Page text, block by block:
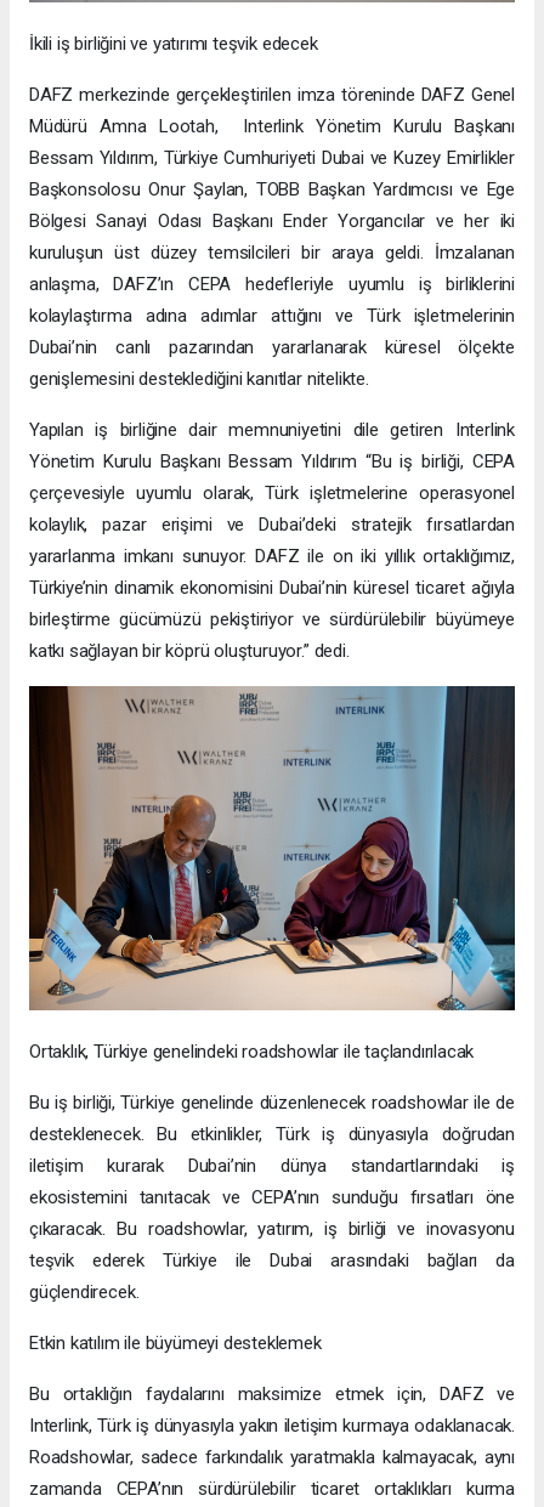
İkili iş birliğini ve yatırımı teşvik edecek
DAFZ merkezinde gerçekleştirilen imza töreninde DAFZ Genel
Müdürü Amna Lootah, Interlink Yönetim Kurulu Başkanı
Bessam Yıldırım, Türkiye Cumhuriyeti Dubai ve Kuzey Emirlikler
Başkonsolosu Onur Şaylan, TOBB Başkan Yardımcısı ve Ege
Bölgesi Sanayi Odası Başkanı Ender Yorgancılar ve her iki
kuruluşun üst düzey temsilcileri bir araya geldi. İmzalanan
anlaşma, DAFZ’ın CEPA hedefleriyle uyumlu iş birliklerini
kolaylaştırma adına adımlar attığını ve Türk işletmelerinin
Dubai’nin canlı pazarından yararlanarak küresel ölçekte
genişlemesini desteklediğini kanıtlar nitelikte.
Yapılan iş birliğine dair memnuniyetini dile getiren Interlink
Yönetim Kurulu Başkanı Bessam Yıldırım “Bu iş birliği, CEPA
çerçevesiyle uyumlu olarak, Türk işletmelerine operasyonel
kolaylık, pazar erişimi ve Dubai’deki stratejik fırsatlardan
yararlanma imkanı sunuyor. DAFZ ile on iki yıllık ortaklığımız,
Türkiye’nin dinamik ekonomisini Dubai’nin küresel ticaret ağıyla
birleştirme gücümüzü pekiştiriyor ve sürdürülebilir büyümeye
katkı sağlayan bir köprü oluşturuyor.” dedi.
Ortaklık, Türkiye genelindeki roadshowlar ile taçlandırılacak
Bu iş birliği, Türkiye genelinde düzenlenecek roadshowlar ile de
desteklenecek. Bu etkinlikler, Türk iş dünyasıyla doğrudan
iletişim kurarak Dubai’nin dünya standartlarındaki iş
ekosistemini tanıtacak ve CEPA’nın sunduğu fırsatları öne
çıkaracak. Bu roadshowlar, yatırım, iş birliği ve inovasyonu
teşvik ederek Türkiye ile Dubai arasındaki bağları da
güçlendirecek.
Etkin katılım ile büyümeyi desteklemek
Bu ortaklığın faydalarını maksimize etmek için, DAFZ ve
Interlink, Türk iş dünyasıyla yakın iletişim kurmaya odaklanacak.
Roadshowlar, sadece farkındalık yaratmakla kalmayacak, aynı
zamanda CEPA’nın sürdürülebilir ticaret ortaklıkları kurma